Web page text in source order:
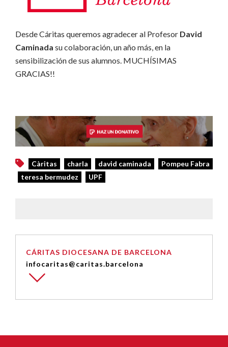
Desde Cáritas queremos agradecer al Profesor David
Caminada su colaboración, un año más, en la
sensibilización de sus alumnos. MUCHÍSIMAS
GRACIAS!!
Càritas charla david caminada
Pompeu Fabra
teresa bermudez
UPF
CÁRITAS DIOCESANA DE BARCELONA
infocaritas@caritas.barcelona